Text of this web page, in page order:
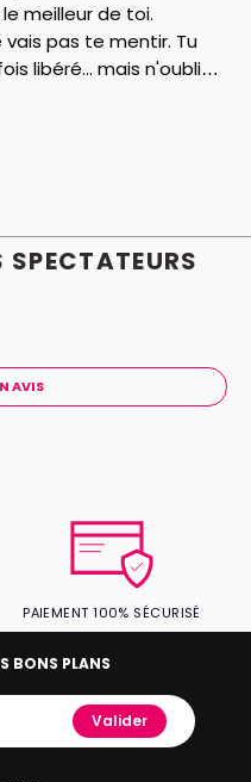
meilleurde toi.
vais pas te mentir. Tu
libéré... mais n'oublie
SPECTATEURS
AVIS
PAIEMENT 100% SÉCURISÉ
BONS PLANS
Valider